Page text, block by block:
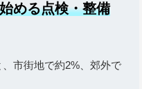
める点検・整備
市街地で約2%、郊外で